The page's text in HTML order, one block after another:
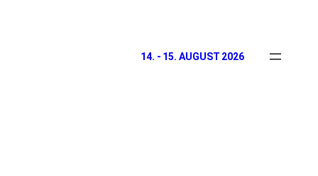
14. - 15. AUGUST 2026